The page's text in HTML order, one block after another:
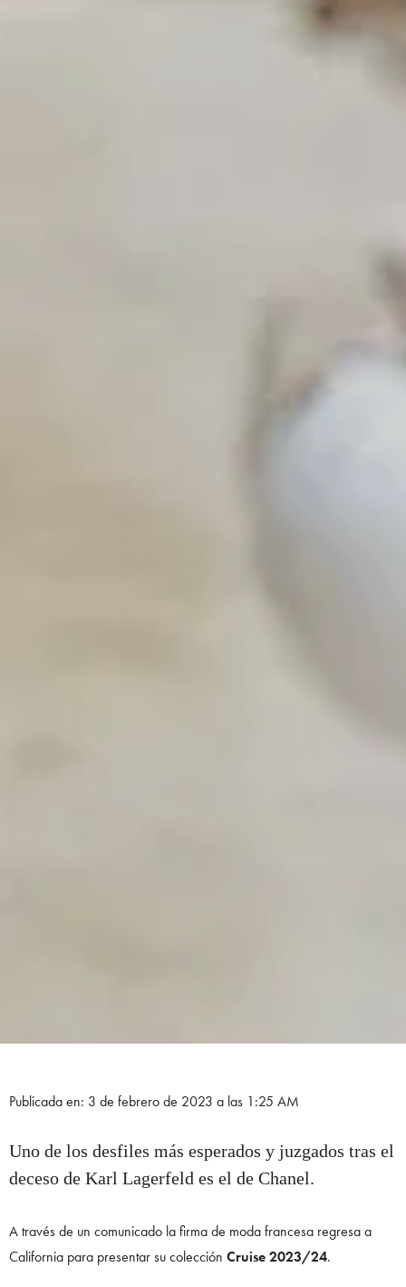
Publicada en: 3 de febrero de 2023 a las 1:25 AM
Uno de los desfiles más esperados y juzgados tras el
deceso de Karl Lagerfeld es el de Chanel.
A través de un comunicado la firma de moda francesa regresa a
California para presentar su colección Cruise 2023/24.